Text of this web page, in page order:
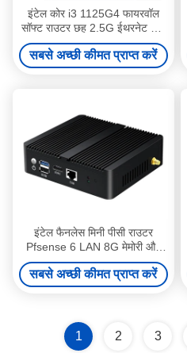
इंटेल कोर i3 1125G4 फायरवॉल
सॉफ्ट राउटर छह 2.5G ईथरनेट और
एक COM पोर्ट के साथ
सबसे अच्छी कीमत प्राप्त करें
इंटेल फैनलेस मिनी पीसी राउटर
Pfsense 6 LAN 8G मेमोरी और
RJ45 कंसोल के साथ
सबसे अच्छी कीमत प्राप्त करें
1 2 3